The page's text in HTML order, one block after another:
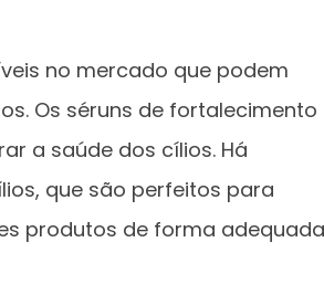
no mercado que podem
Os séruns de fortalecimento
a saúde dos cílios. Há
que são perfeitos para
produtos de forma adequada